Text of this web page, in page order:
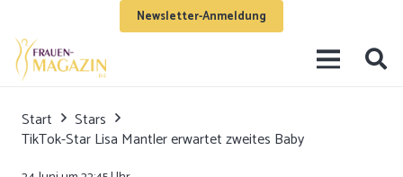
Newsletter-Anmeldung
Start
Stars
TikTok-Star Lisa Mantler erwartet zweites Baby